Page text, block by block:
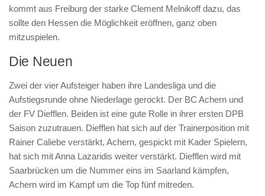
kommt aus Freiburg der starke Clement Melnikoff dazu, das
sollte den Hessen die Möglichkeit eröffnen, ganz oben
mitzuspielen.
Die Neuen
Zwei der vier Aufsteiger haben ihre Landesliga und die
Aufstiegsrunde ohne Niederlage gerockt. Der BC Achern und
der FV Diefflen. Beiden ist eine gute Rolle in ihrer ersten DPB
Saison zuzutrauen. Diefflen hat sich auf der Trainerposition mit
Rainer Caliebe verstärkt, Achern, gespickt mit Kader Spielern,
hat sich mit Anna Lazaridis weiter verstärkt. Diefflen wird mit
Saarbrücken um die Nummer eins im Saarland kämpfen,
Achern wird im Kampf um die Top fünf mitreden.